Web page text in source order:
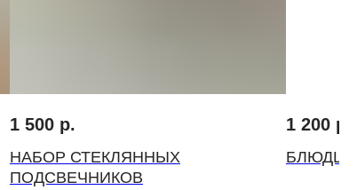
1 500 р.
НАБОР СТЕКЛЯННЫХ
ПОДСВЕЧНИКОВ
1 200 р.
БЛЮДЦЕ